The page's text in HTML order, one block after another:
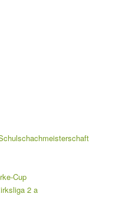
Cup
2 a